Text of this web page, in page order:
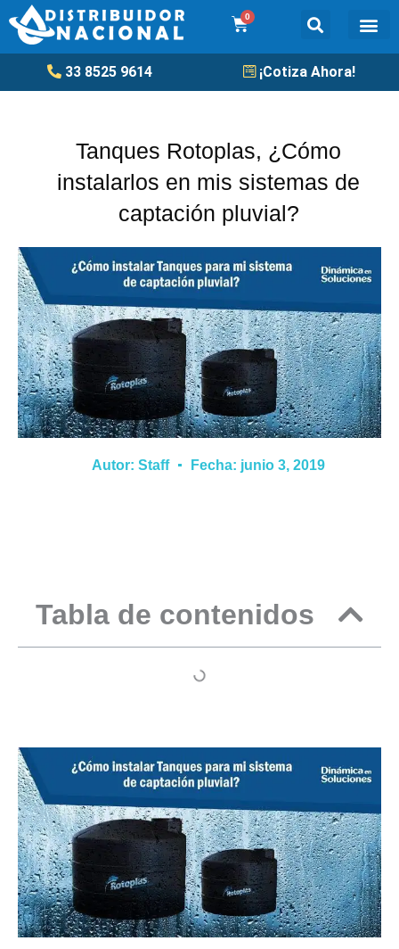
al
contenido
0
Cart
33 8525 9614 ¡Cotiza Ahora!
Tanques Rotoplas, ¿Cómo
instalarlos en mis sistemas de
captación pluvial?
Autor: Staff Fecha: junio 3, 2019
Tabla de contenidos